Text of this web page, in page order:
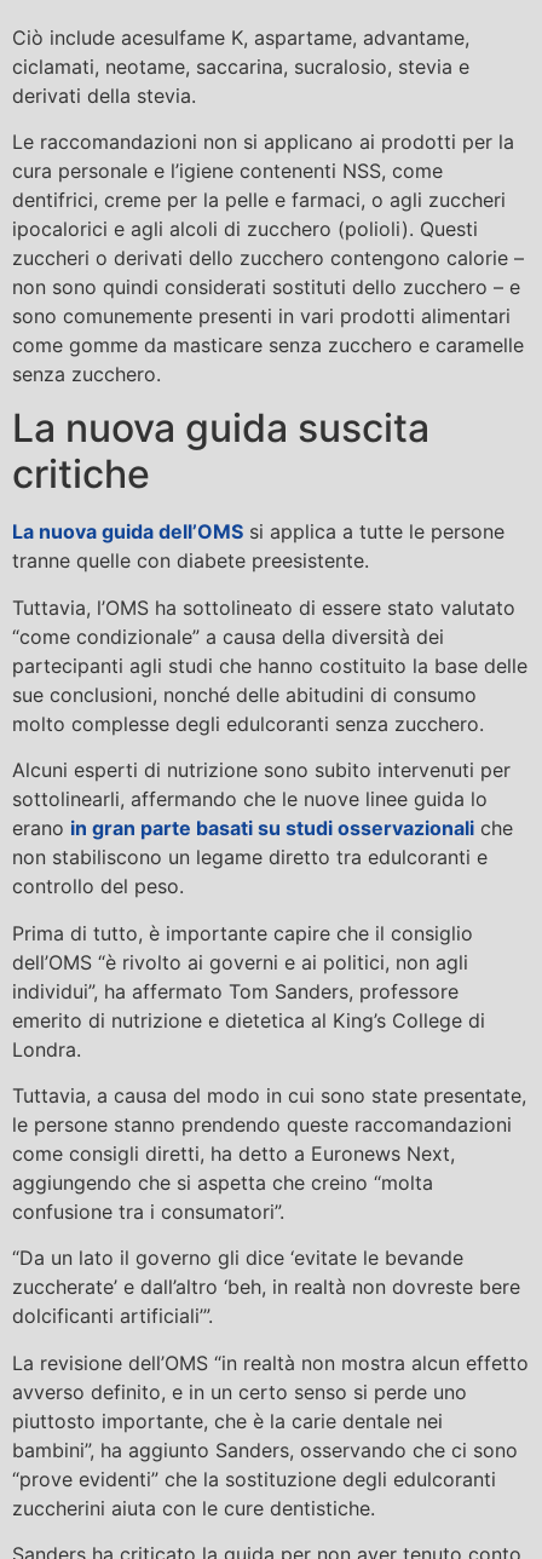
Ciò include acesulfame K, aspartame, advantame,
ciclamati, neotame, saccarina, sucralosio, stevia e
derivati ​​della stevia.
Le raccomandazioni non si applicano ai prodotti per la
cura personale e l’igiene contenenti NSS, come
dentifrici, creme per la pelle e farmaci, o agli zuccheri
ipocalorici e agli alcoli di zucchero (polioli). Questi
zuccheri o derivati ​​dello zucchero contengono calorie –
non sono quindi considerati sostituti dello zucchero – e
sono comunemente presenti in vari prodotti alimentari
come gomme da masticare senza zucchero e caramelle
senza zucchero.
La nuova guida suscita
critiche
La nuova guida dell’OMS si applica a tutte le persone
tranne quelle con diabete preesistente.
Tuttavia, l’OMS ha sottolineato di essere stato valutato
“come condizionale” a causa della diversità dei
partecipanti agli studi che hanno costituito la base delle
sue conclusioni, nonché delle abitudini di consumo
molto complesse degli edulcoranti senza zucchero.
Alcuni esperti di nutrizione sono subito intervenuti per
sottolinearli, affermando che le nuove linee guida lo
erano in gran parte basati su studi osservazionali che
non stabiliscono un legame diretto tra edulcoranti e
controllo del peso.
Prima di tutto, è importante capire che il consiglio
dell’OMS “è rivolto ai governi e ai politici, non agli
individui”, ha affermato Tom Sanders, professore
emerito di nutrizione e dietetica al King’s College di
Londra.
Tuttavia, a causa del modo in cui sono state presentate,
le persone stanno prendendo queste raccomandazioni
come consigli diretti, ha detto a Euronews Next,
aggiungendo che si aspetta che creino “molta
confusione tra i consumatori”.
“Da un lato il governo gli dice ‘evitate le bevande
zuccherate’ e dall’altro ‘beh, in realtà non dovreste bere
dolcificanti artificiali’”.
La revisione dell’OMS “in realtà non mostra alcun effetto
avverso definito, e in un certo senso si perde uno
piuttosto importante, che è la carie dentale nei
bambini”, ha aggiunto Sanders, osservando che ci sono
“prove evidenti” che la sostituzione degli edulcoranti
zuccherini aiuta con le cure dentistiche.